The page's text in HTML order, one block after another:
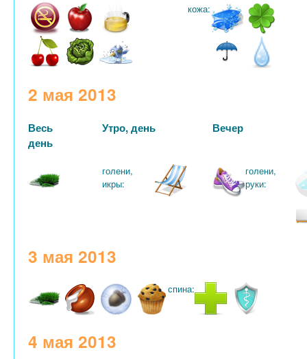
кожа:
2 мая 2013
Весь
день
Утро, день Вечер
голени,
икры:
голени,
руки:
3 мая 2013
спина:
4 мая 2013